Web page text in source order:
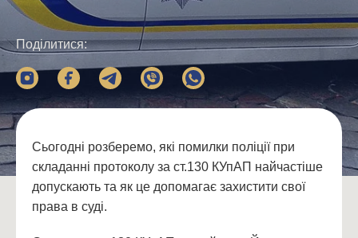
Поділитися:
Сьогодні розберемо, які помилки поліції при
складанні протоколу за ст.130 КУпАП найчастіше
допускають та як це допомагає захистити свої
права в суді.